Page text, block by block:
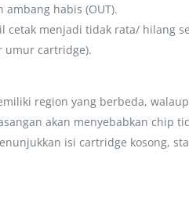
habis (OUT).
cetak menjadi tidak rata/ hilang
umur cartridge).
region yang berbeda,
akan menyebabkan chip
isi cartridge kosong,